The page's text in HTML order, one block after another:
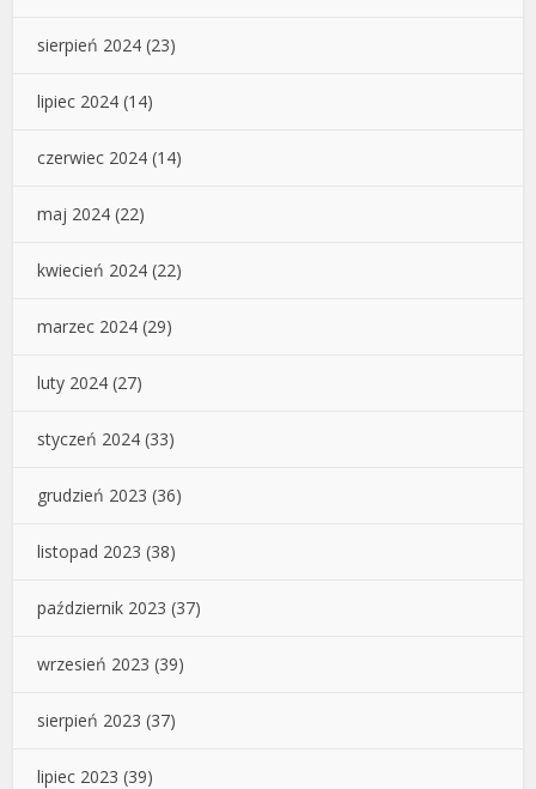
sierpień 2024 (23)
lipiec 2024 (14)
czerwiec 2024 (14)
maj 2024 (22)
kwiecień 2024 (22)
marzec 2024 (29)
luty 2024 (27)
styczeń 2024 (33)
grudzień 2023 (36)
listopad 2023 (38)
październik 2023 (37)
wrzesień 2023 (39)
sierpień 2023 (37)
lipiec 2023 (39)